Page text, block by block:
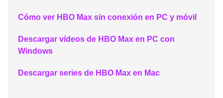
Cómo ver HBO Max sin conexión en PC y móvil
Descargar vídeos de HBO Max en PC con
Windows
Descargar series de HBO Max en Mac